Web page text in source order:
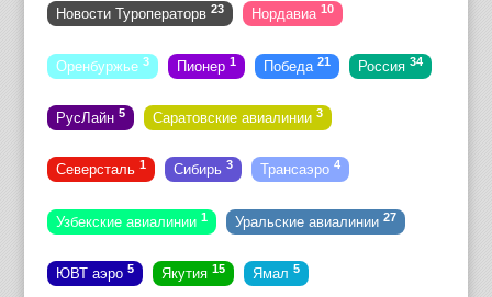
Новости Туроператорв 23 Нордавиа 10
Оренбуржье 3 Пионер 1 Победа 21 Россия 34
РусЛайн 5 Саратовские авиалинии 3
Северсталь 1 Сибирь 3 Трансаэро 4
Узбекские авиалинии 1 Уральские авиалинии 27
ЮВТ аэро 5 Якутия 15 Ямал 5